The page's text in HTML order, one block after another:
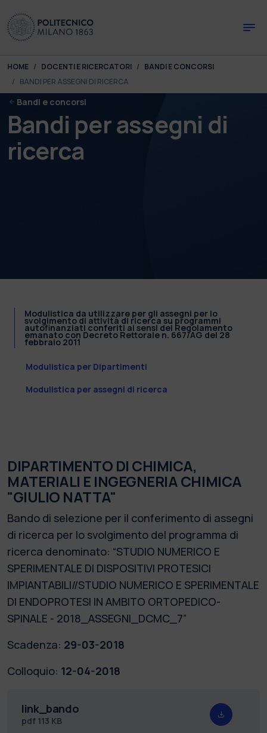
You are here:
HOME DOCENTI E RICERCATORI
BANDI E CONCORSI
BANDI PER ASSEGNI DI RICERCA
Bandi e concorsi
Bandi per assegni di
ricerca
Modulistica da utilizzare per gli assegni per lo
svolgimento di attività di ricerca su programmi
autofinanziati conferiti ai sensi del Regolamento
emanato con Decreto Rettorale n. 667/AG del 28
febbraio 2011
Modulistica per Dipartimenti
Modulistica per assegni di ricerca
DIPARTIMENTO DI CHIMICA,
MATERIALI E INGEGNERIA CHIMICA
"GIULIO NATTA"
Bando di selezione per il conferimento di assegni
di ricerca per lo svolgimento del programma di
ricerca denominato: “STUDIO NUMERICO E
SPERIMENTALE DI DISPOSITIVI PROTESICI
IMPIANTABILI//STUDIO NUMERICO E SPERIMENTALE
DI ENDOPROTESI IN AMBITO ORTOPEDICO-
SPINALE - 2018_ASSEGNI_DCMC_7”
Scadenza: 29-03-2018
Colloquio: 12-04-2018
link_bando
pdf 113 KB